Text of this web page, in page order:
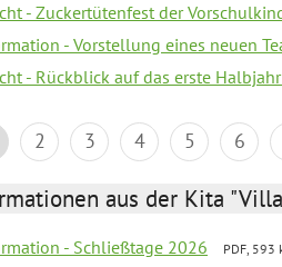
- Zuckertütenfest der
- Vorstellung eines neuen
- Rückblick auf das erste
2 3 4 5 6
aus der Kita
- Schließtage 2026 PDF, 593